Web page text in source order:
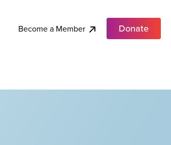
Become a Member Donate